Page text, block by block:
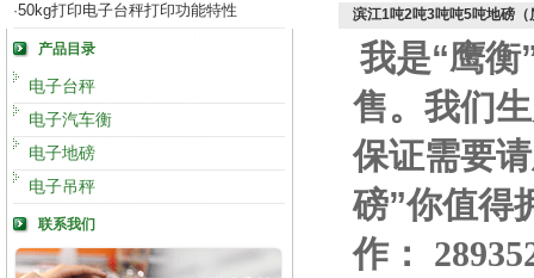
·50kg打印电子台秤打印功能特性
产品目录
电子台秤
电子汽车衡
电子地磅
电子吊秤
联系我们
滨江1吨2吨3吨吨5吨地磅（
我是“鹰衡
售。我们
保证需要
磅”你值得
作：